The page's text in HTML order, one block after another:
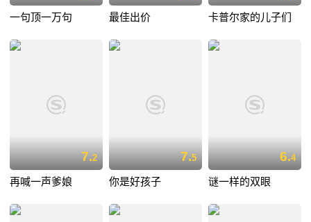
一句顶一万句 最佳出价 卡普尔家的儿子们
7.2
再喊一声爹娘
7.5
你是好孩子
6.4
谜一样的双眼